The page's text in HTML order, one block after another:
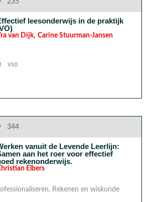
235
leesonderwijs in de praktijk
van Dijk, Carine Stuurman-Jansen
vso
344
vanuit de Levende Leerlijn:
aan het roer voor effectief
rekenonderwijs.
Elbers
, Rekenen en wiskunde